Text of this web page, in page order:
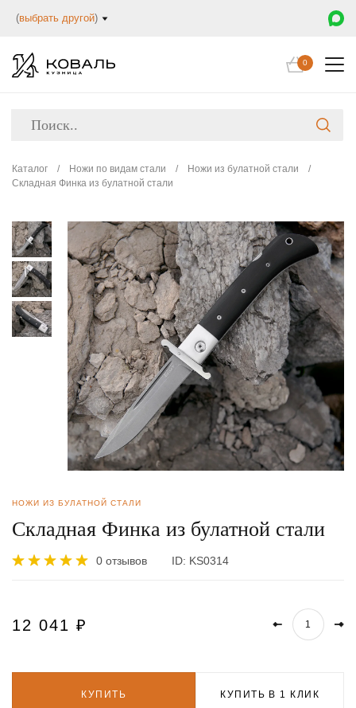
(выбрать другой)
0
Каталог / Ножи по видам стали / Ножи из булатной стали
/
Складная Финка из булатной стали
НОЖИ ИЗ БУЛАТНОЙ СТАЛИ
Складная Финка из булатной стали
0 отзывов ID: KS0314
12 041 ₽
КУПИТЬ КУПИТЬ В 1 КЛИК